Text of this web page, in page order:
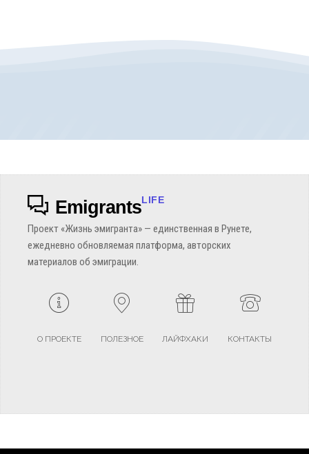
EmigrantsLIFE
Проект «Жизнь эмигранта» — единственная в Рунете,
ежедневно обновляемая платформа, авторских
материалов об эмиграции.
О ПРОЕКТЕ ПОЛЕЗНОЕ ЛАЙФХАКИ КОНТАКТЫ